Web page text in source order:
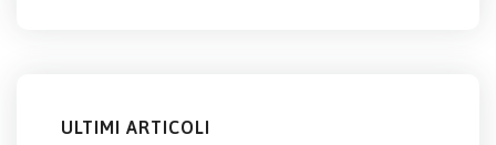
ULTIMI ARTICOLI